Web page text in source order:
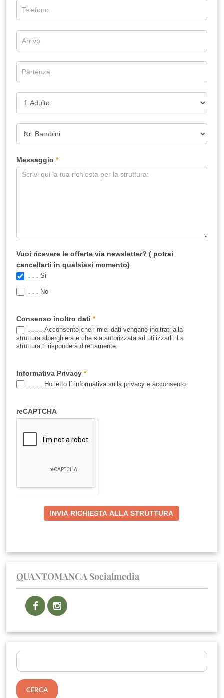
Messaggio*
Vuoi ricevere le offerte via newsletter? ( potrai
cancellarti in qualsiasi momento)
. . . Si
. . . No
Consenso inoltro dati*
. . . . Acconsento che i miei dati vengano inoltrati alla
struttura alberghiera e che sia autorizzata ad utilizzarli. La
struttura ti risponderà direttamente.
Informativa Privacy*
. . . . Ho letto l´ informativa sulla privacy e acconsento
reCAPTCHA
INVIA RICHIESTA ALLA STRUTTURA
QUANTOMANCA Socialmedia
Ricerca
per: